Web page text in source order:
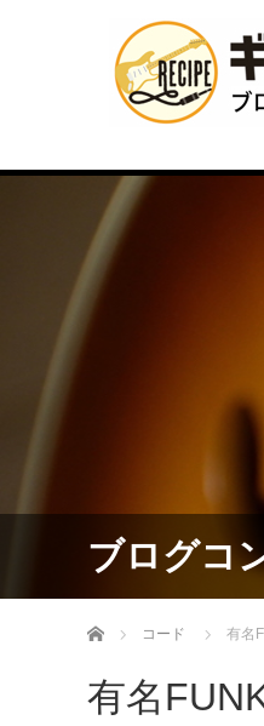
ブログコ
Home コード 有名
有名